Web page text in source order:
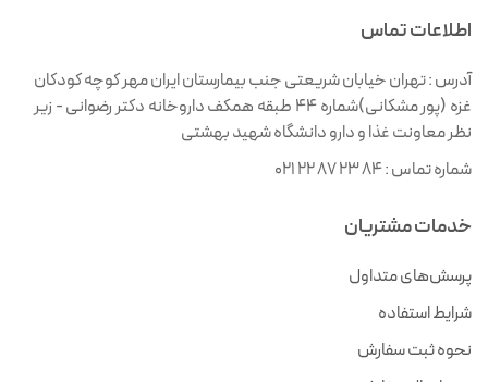
اطلاعات تماس
آدرس :تهران خیابان شریعتی جنب بیمارستان ایران مهر کوچه کودکان
غزه (پور مشکانی)شماره ۴۴ طبقه همکف داروخانه دکتر رضوانی - زیر
نظر معاونت غذا و دارو دانشگاه شهید بهشتی
شماره تماس :021 22 87 23 84
خدمات مشتریان
پرسش‌های متداول
شرایط استفاده
نحوه ثبت سفارش